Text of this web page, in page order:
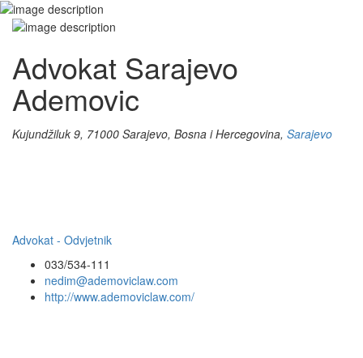
Advokat Sarajevo
Ademovic
Kujundžiluk 9, 71000 Sarajevo, Bosna i Hercegovina, Sarajevo
Advokat - Odvjetnik
033/534-111
nedim@ademoviclaw.com
http://www.ademoviclaw.com/